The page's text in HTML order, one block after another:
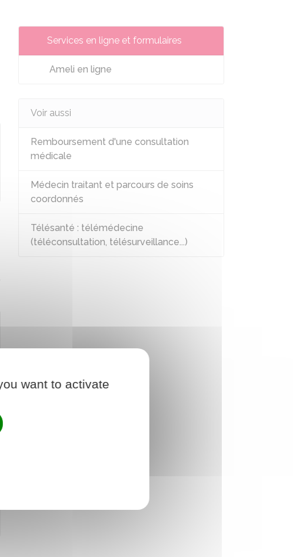
Services en ligne et formulaires
Ameli en ligne
Voir aussi
Remboursement d'une consultation
médicale
Médecin traitant et parcours de soins
coordonnés
Télésanté : télémédecine
(téléconsultation, télésurveillance...)
want to activate